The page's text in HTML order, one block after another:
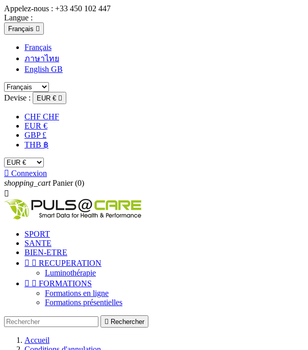
Appelez-nous : +33 450 102 447
Langue :
Français 
Français
ภาษาไทย
English GB
Devise : EUR € 
CHF CHF
EUR €
GBP £
THB ฿
 Connexion
shopping_cart Panier (0)

SPORT
SANTE
BIEN-ETRE
  RECUPERATION
Luminothérapie
  FORMATIONS
Formations en ligne
Formations présentielles
 Rechercher
Accueil